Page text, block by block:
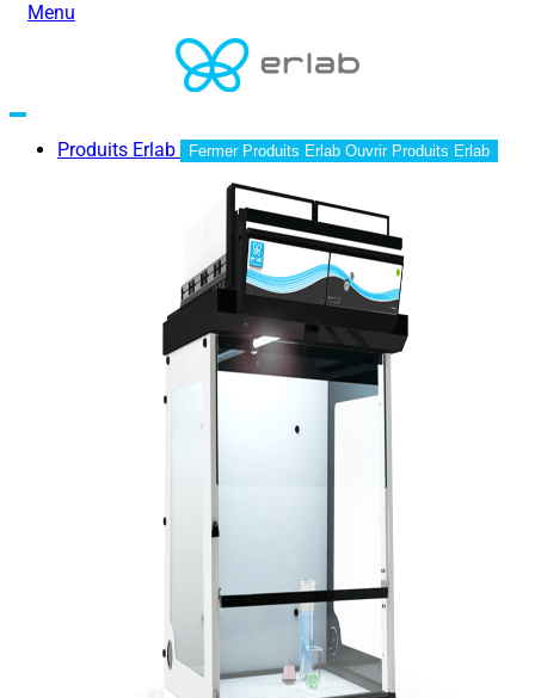
Menu
Produits Erlab Fermer Produits Erlab Ouvrir Produits Erlab